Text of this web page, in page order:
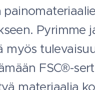
Pyrimme
myös
FSC®-
materiaalia